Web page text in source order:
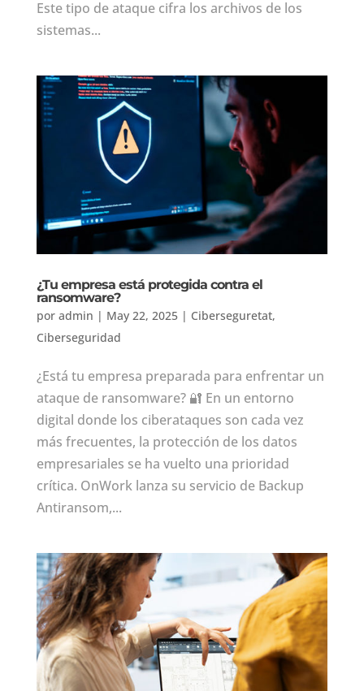
Este tipo de ataque cifra los archivos de los
sistemas...
¿Tu empresa está protegida contra el
ransomware?
por admin | May 22, 2025| Ciberseguretat,
Ciberseguridad
¿Está tu empresa preparada para enfrentar un
ataque de ransomware? 🔐 En un entorno
digital donde los ciberataques son cada vez
más frecuentes, la protección de los datos
empresariales se ha vuelto una prioridad
crítica. OnWork lanza su servicio de Backup
Antiransom,...